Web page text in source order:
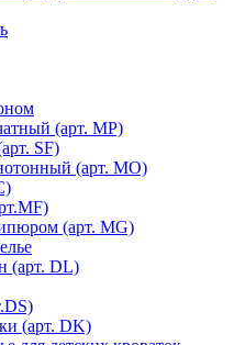
(арт. MР)
SF)
(арт. MO)
(арт. MG)
(арт. DL)
(арт. DK)